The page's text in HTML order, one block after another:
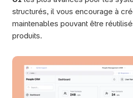
structurés, il vous encourage à
maintenables pouvant être
produits.